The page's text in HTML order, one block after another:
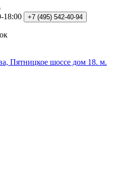
18:00 +7 (495) 542-40-94
Пятницкое шоссе дом 18. м.